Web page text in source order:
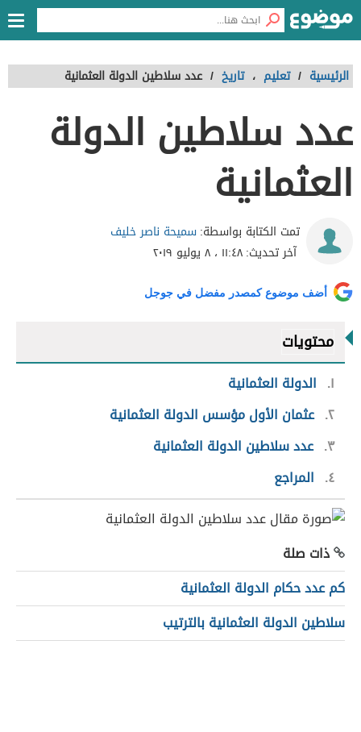
الرئيسية / تعليم ، تاريخ / عدد سلاطين الدولة العثمانية
عدد سلاطين الدولة
العثمانية
تمت الكتابة بواسطة:سميحة ناصر خليف
آخر تحديث:١١:٤٨ ، ٨ يوليو ٢٠١٩
أضف موضوع كمصدر مفضل في جوجل
محتويات
١
الدولة العثمانية
٢ عثمان الأول مؤسس الدولة العثمانية
٣ عدد سلاطين الدولة العثمانية
٤
المراجع
ذات صلة
كم عدد حكام الدولة العثمانية
سلاطين الدولة العثمانية بالترتيب